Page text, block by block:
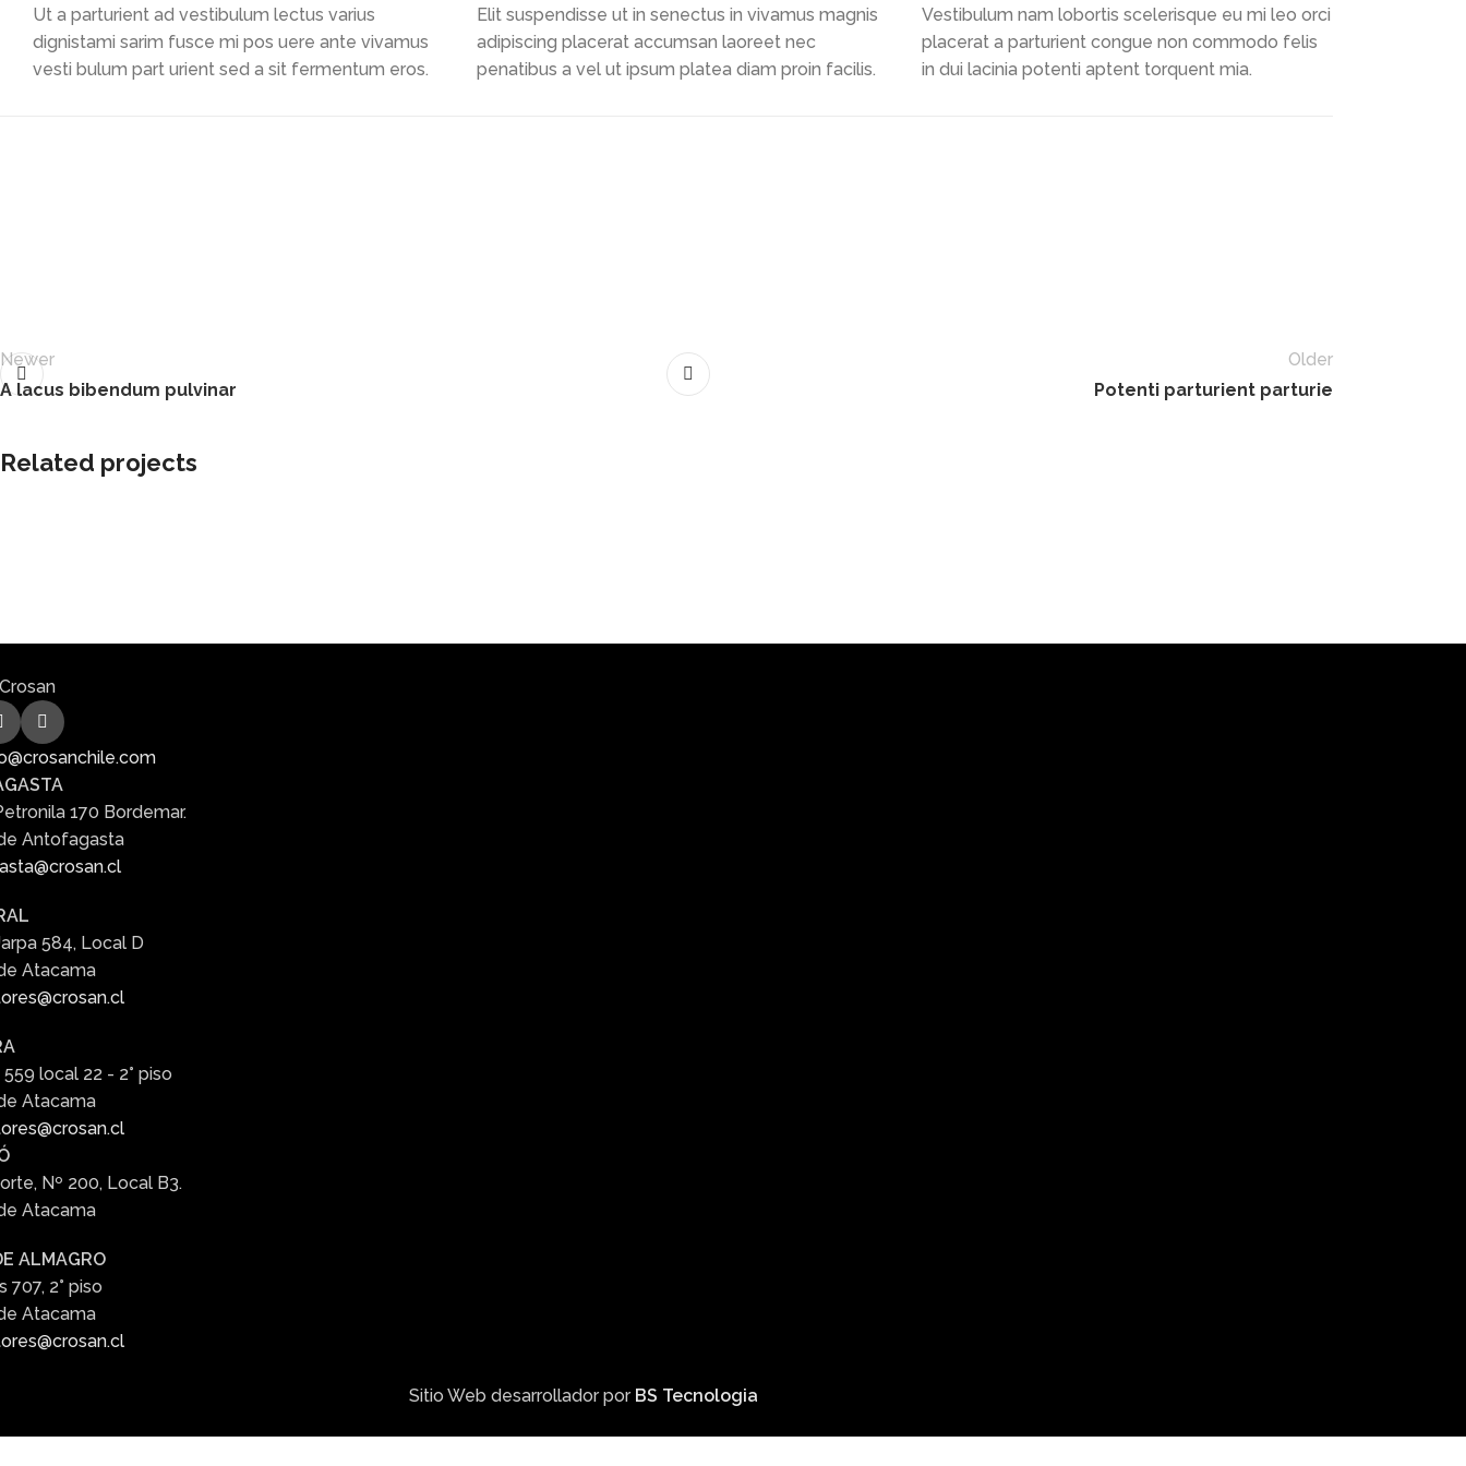
Ut a parturient ad vestibulum lectus varius
dignistami sarim fusce mi pos uere ante vivamus
vesti bulum part urient sed a sit fermentum eros.
Elit suspendisse ut in senectus in vivamus magnis
adipiscing placerat accumsan laoreet nec
penatibus a vel ut ipsum platea diam proin facilis.
Vestibulum nam lobortis scelerisque eu mi leo orci
placerat a parturient congue non commodo felis
in dui lacinia potenti aptent torquent mia.
Newer
A lacus bibendum pulvinar
Older
Potenti parturient parturie
Related projects
170 Bordemar.
Antofagasta
584, Local D
Atacama
local 22 - 2° piso
Atacama
Nº 200, Local B3.
Atacama
ALMAGRO
707, 2° piso
Atacama
Sitio Web desarrollador por BS Tecnologia